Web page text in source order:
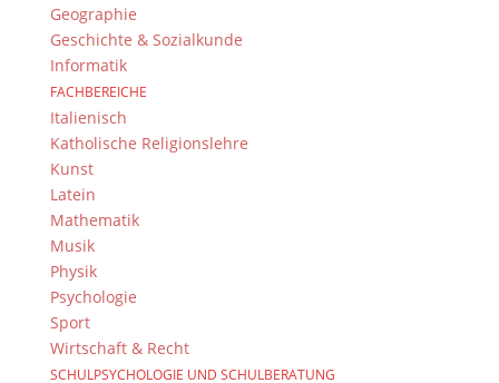
Geographie
Geschichte & Sozialkunde
Informatik
FACHBEREICHE
Italienisch
Katholische Religionslehre
Kunst
Latein
Mathematik
Musik
Physik
Psychologie
Sport
Wirtschaft & Recht
SCHULPSYCHOLOGIE UND SCHULBERATUNG
Impressum
Datenschutzerklärung
Kontakt
© 2015-2022, Dientzenhofer-Gymnasium Bamberg
Immer Aktuell
Bleiben Sie immer auf dem neusten Stand und
folgen Sie uns auf Twitter
Folgen Sie dem
Kontakt Webteam
Kontaktieren Sie das Webteam